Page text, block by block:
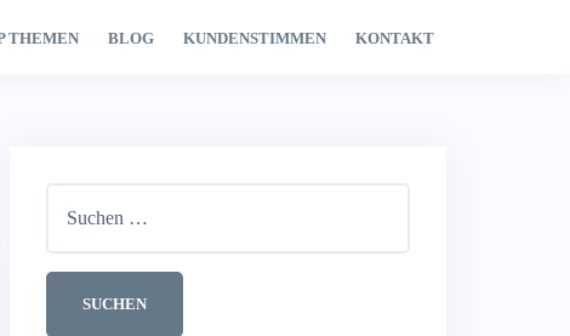
THEMEN BLOG KUNDENSTIMMEN KONTAKT